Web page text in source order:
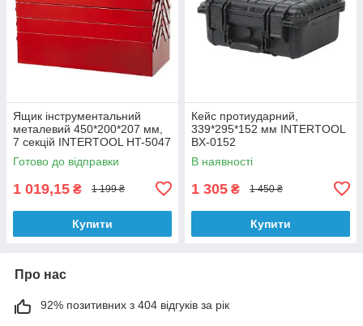
Ящик інструментальний
металевий 450*200*207 мм,
7 секцій INTERTOOL HT-5047
Готово до відправки
1 019,15 ₴ 1 199 ₴
Купити
Кейс протиударний,
339*295*152 мм INTERTOOL
BX-0152
В наявності
1 305 ₴ 1 450 ₴
Купити
Про нас
92% позитивних з 404 відгуків за рік